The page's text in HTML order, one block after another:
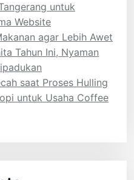
untuk
Website
agar Lebih Awet
Tahun Ini, Nyaman
saat Proses Hulling
untuk Usaha Coffee